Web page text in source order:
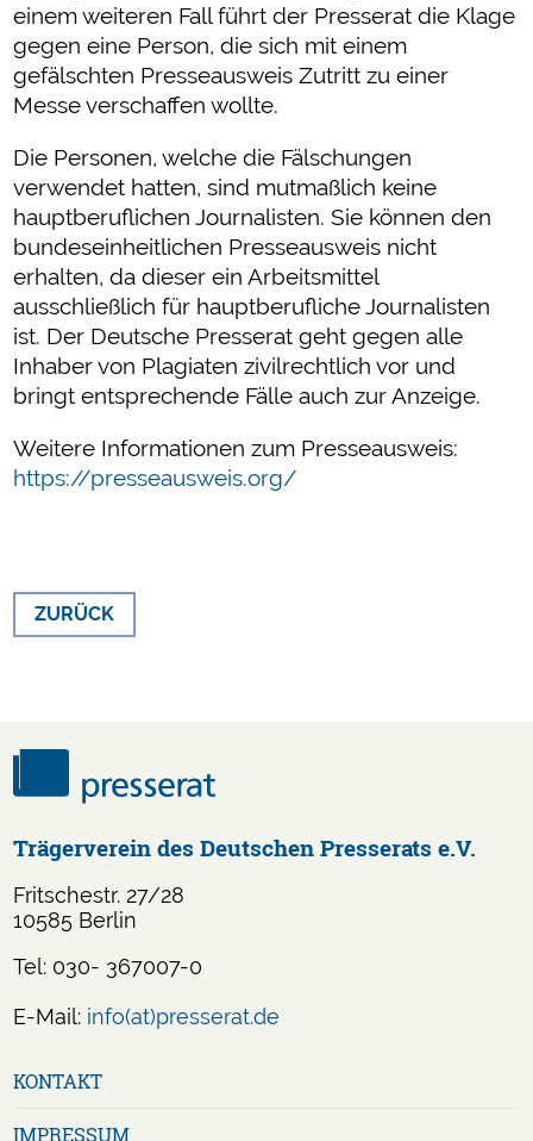
einem weiteren Fall führt der Presserat die Klage
gegen eine Person, die sich mit einem
gefälschten Presseausweis Zutritt zu einer
Messe verschaffen wollte.
Die Personen, welche die Fälschungen
verwendet hatten, sind mutmaßlich keine
hauptberuflichen Journalisten. Sie können den
bundeseinheitlichen Presseausweis nicht
erhalten, da dieser ein Arbeitsmittel
ausschließlich für hauptberufliche Journalisten
ist. Der Deutsche Presserat geht gegen alle
Inhaber von Plagiaten zivilrechtlich vor und
bringt entsprechende Fälle auch zur Anzeige.
Weitere Informationen zum Presseausweis:
https://presseausweis.org/
ZURÜCK
Trägerverein des Deutschen Presserats e.V.
Fritschestr. 27/28
10585 Berlin
Tel: 030- 367007-0
E-Mail: info(at)presserat.de
überspringen
KONTAKT
IMPRESSUM